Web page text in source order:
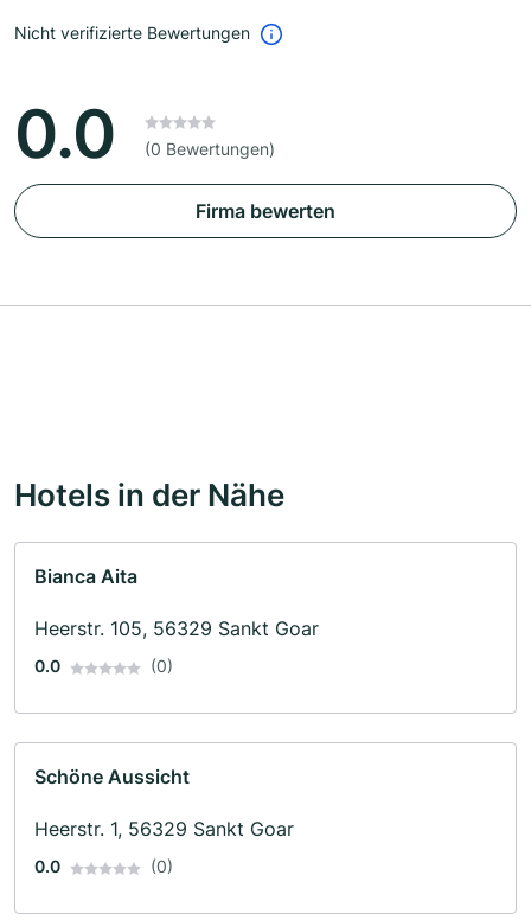
Nicht verifizierte Bewertungen
0.0 (0 Bewertungen)
Firma bewerten
Hotels in der Nähe
Bianca Aita
Heerstr. 105, 56329 Sankt Goar
0.0 (0)
Schöne Aussicht
Heerstr. 1, 56329 Sankt Goar
0.0 (0)